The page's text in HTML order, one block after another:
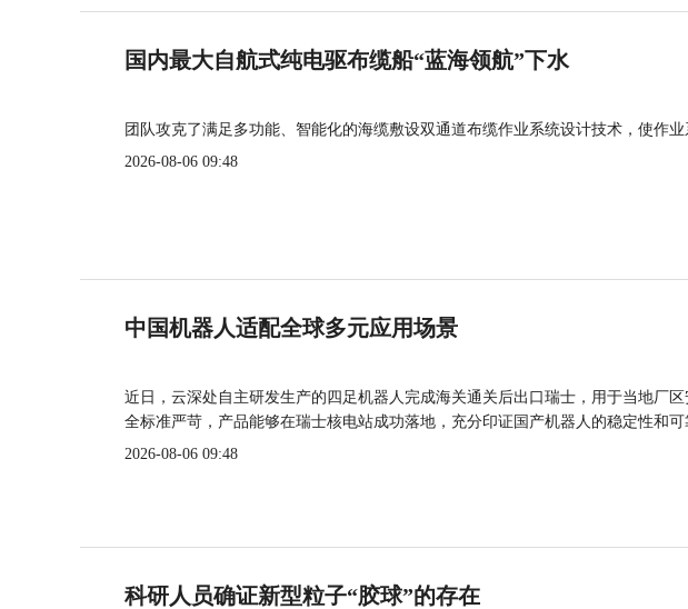
国内最大自航式纯电驱布缆船“蓝海领航”下水
团队攻克了满足多功能、智能化的海缆敷设双通道布缆作业系统设计技术，使作业
2026-08-06 09:48
中国机器人适配全球多元应用场景
近日，云深处自主研发生产的四足机器人完成海关通关后出口瑞士，用于当地厂
全标准严苛，产品能够在瑞士核电站成功落地，充分印证国产机器人的稳定性和可
2026-08-06 09:48
科研人员确证新型粒子“胶球”的存在